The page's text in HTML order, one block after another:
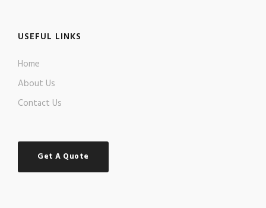
USEFUL LINKS
Home
About Us
Contact Us
Get A Quote